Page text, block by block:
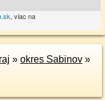
, viac na
» okres Sabinov »